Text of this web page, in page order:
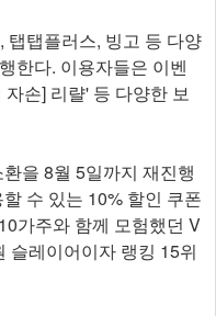
탭탭플러스, 빙고 등 다양
한다. 이용자들은 이벤
손] 리랼' 등 다양한 보
을 8월 5일까지 재진행
수 있는 10% 할인 쿠폰
가주와 함께 모험했던 V
슬레이어이자 랭킹 15위